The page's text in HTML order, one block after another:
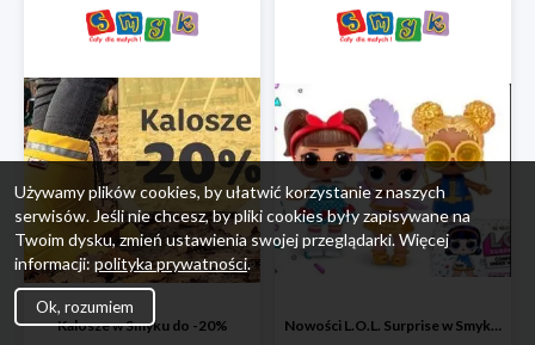
Kalosze w Smyku do -20% Nowości L.O.L. Surprise w Smyku do -45%
Używamy plików cookies, by ułatwić korzystanie z naszych
serwisów. Jeśli nie chcesz, by pliki cookies były zapisywane na
Twoim dysku, zmień ustawienia swojej przeglądarki. Więcej
informacji: polityka prywatności.
Ok, rozumiem